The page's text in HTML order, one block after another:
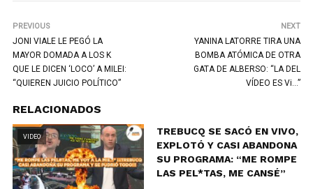
PREVIOUS
JONI VIALE LE PEGÓ LA
MAYOR DOMADA A LOS K
QUE LE DICEN ‘LOCO’ A MILEI:
“QUIEREN JUICIO POLÍTICO”
NEXT
YANINA LATORRE TIRA UNA
BOMBA ATÓMICA DE OTRA
GATA DE ALBERSO: “LA DEL
VÍDEO ES Vi…”
RELACIONADOS
VIDEO
TREBUCQ SE SACÓ EN VIVO,
EXPLOTÓ Y CASI ABANDONA
SU PROGRAMA: “ME ROMPE
LAS PEL*TAS, ME CANSÉ”